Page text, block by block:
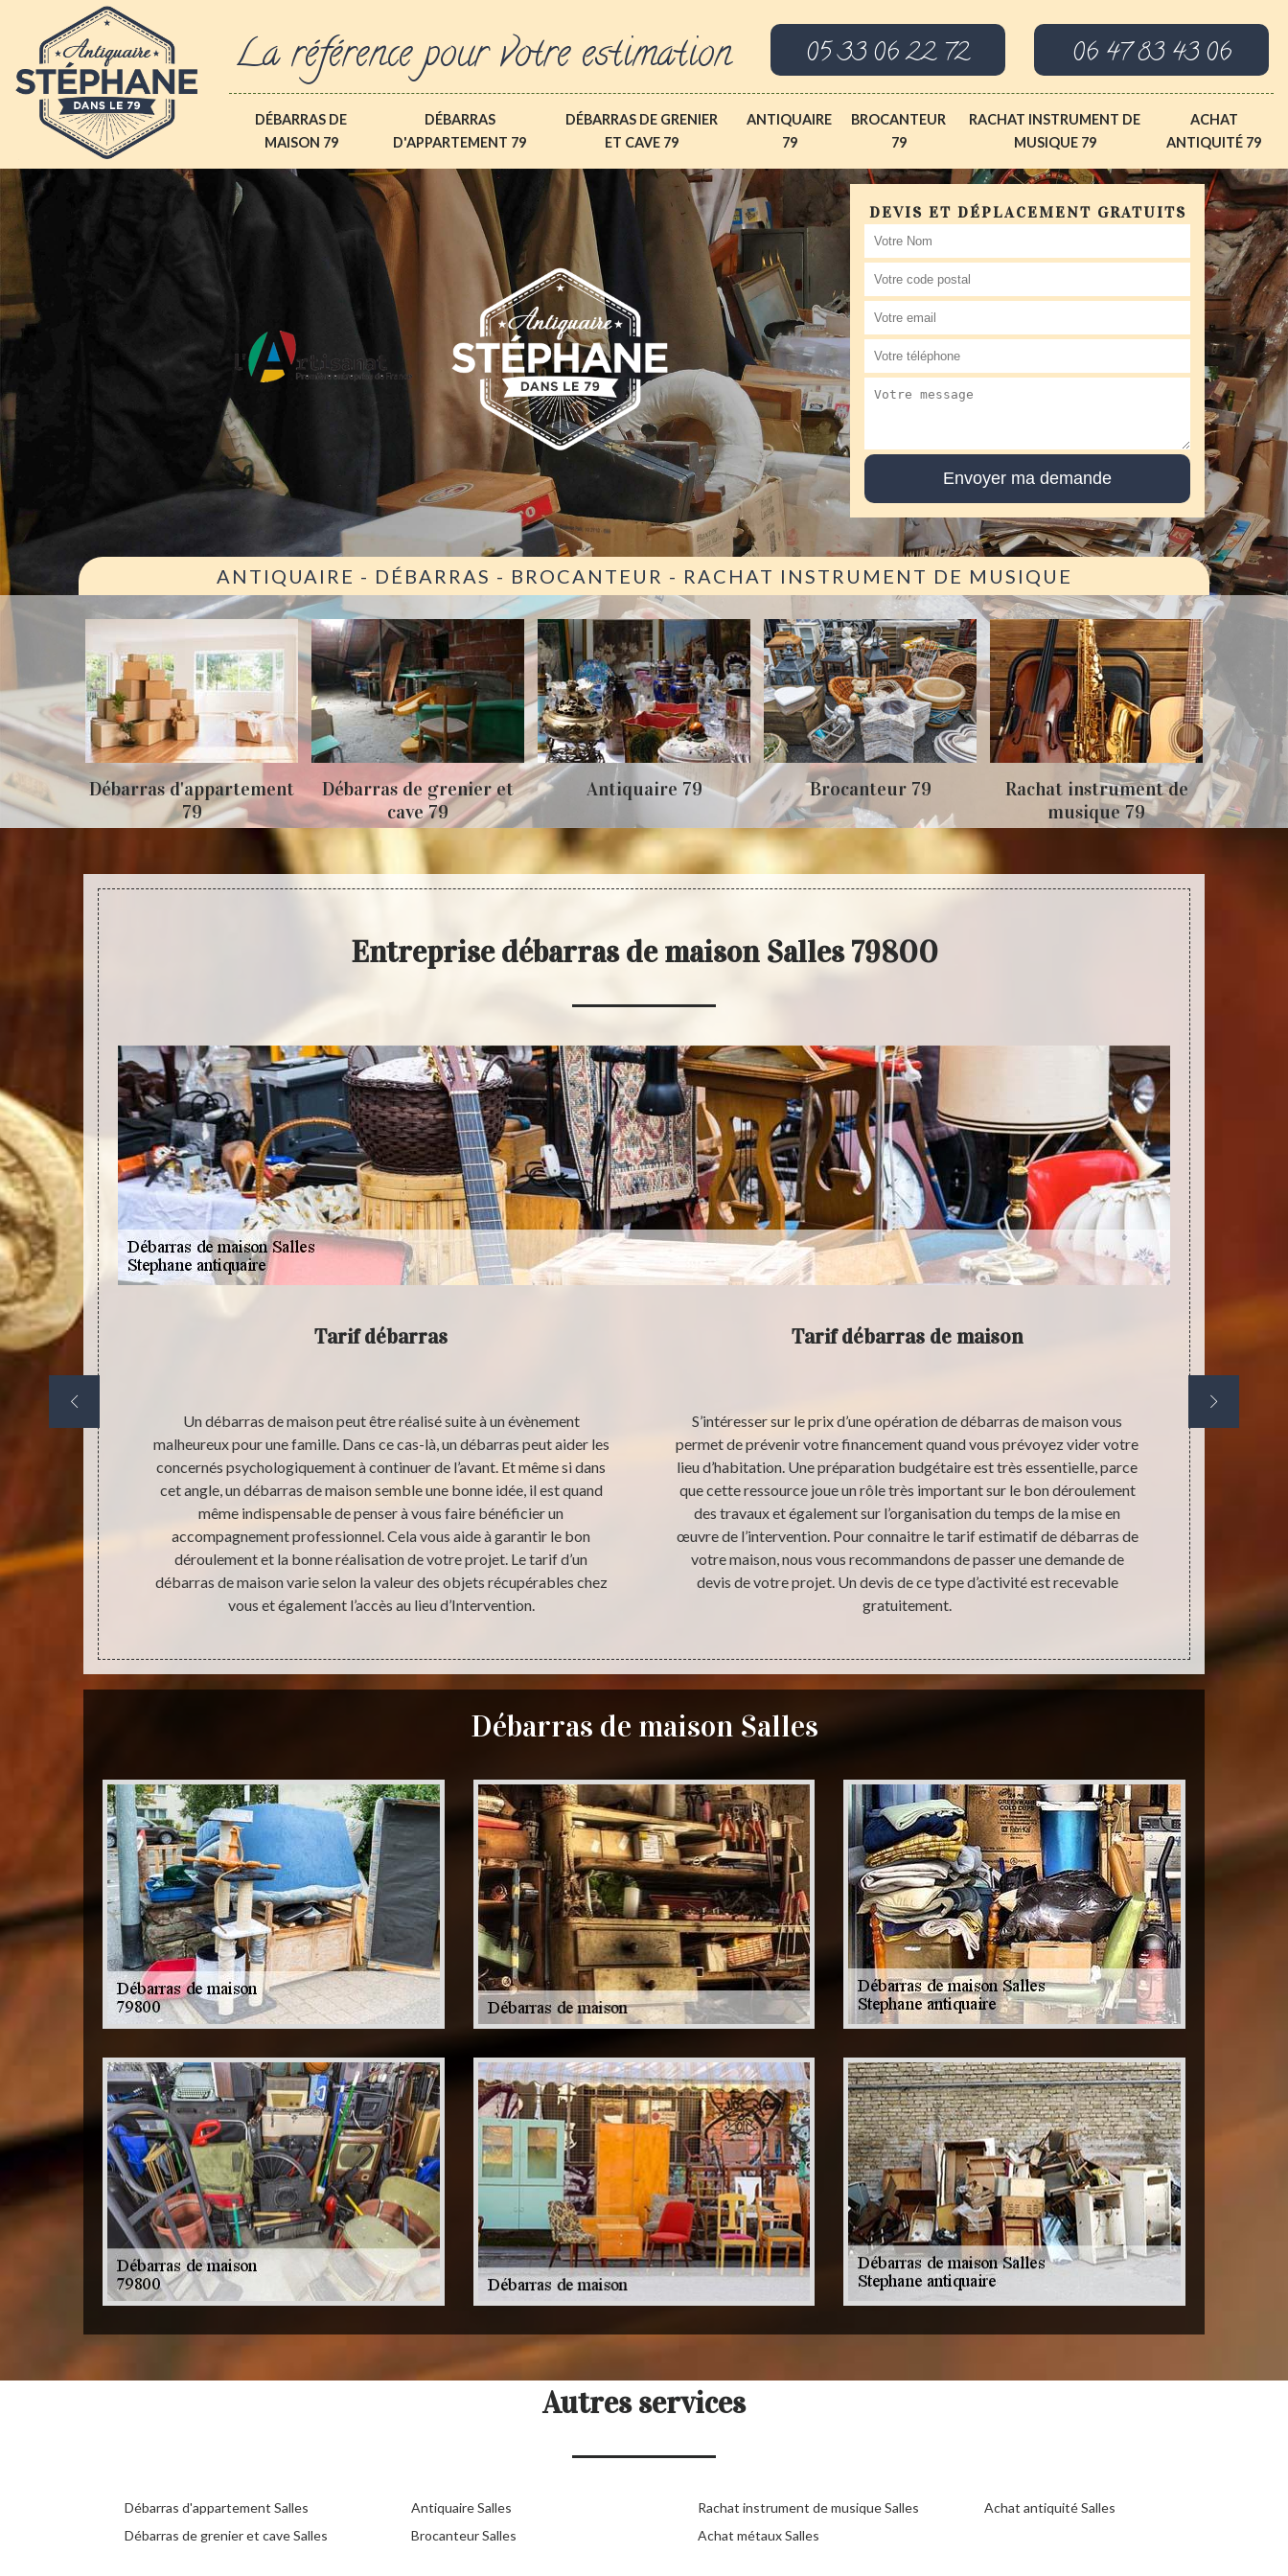
La référence pour votre estimation 05 33 06 22 72 06 47 83 43 06
DÉBARRAS DE
MAISON 79
DÉBARRAS
D'APPARTEMENT 79
DÉBARRAS DE GRENIER
ET CAVE 79
ANTIQUAIRE
79
BROCANTEUR
79
RACHAT INSTRUMENT DE
MUSIQUE 79
ACHAT
ANTIQUITÉ 79
DEVIS ET DÉPLACEMENT GRATUITS
ANTIQUAIRE - DÉBARRAS - BROCANTEUR - RACHAT INSTRUMENT DE MUSIQUE
79
Débarras d'appartement
79
Débarras de grenier et
cave 79
Antiquaire 79 Brocanteur 79
Rachat instrument de
musique 79
Entreprise débarras de maison Salles 79800
la maison
en
Tarif débarras
Un débarras de maison peut être réalisé suite à un évènement
malheureux pour une famille. Dans ce cas-là, un débarras peut aider les
concernés psychologiquement à continuer de l’avant. Et même si dans
cet angle, un débarras de maison semble une bonne idée, il est quand
même indispensable de penser à vous faire bénéficier un
accompagnement professionnel. Cela vous aide à garantir le bon
déroulement et la bonne réalisation de votre projet. Le tarif d’un
débarras de maison varie selon la valeur des objets récupérables chez
vous et également l’accès au lieu d’Intervention.
Tarif débarras de maison
S’intéresser sur le prix d’une opération de débarras de maison vous
permet de prévenir votre financement quand vous prévoyez vider votre
lieu d’habitation. Une préparation budgétaire est très essentielle, parce
que cette ressource joue un rôle très important sur le bon déroulement
des travaux et également sur l’organisation du temps de la mise en
œuvre de l’intervention. Pour connaitre le tarif estimatif de débarras de
votre maison, nous vous recommandons de passer une demande de
devis de votre projet. Un devis de ce type d’activité est recevable
gratuitement.
Débarras de maison Salles
Autres services
Débarras d'appartement Salles
Débarras de grenier et cave Salles
Antiquaire Salles
Brocanteur Salles
Rachat instrument de musique Salles
Achat métaux Salles
Achat antiquité Salles